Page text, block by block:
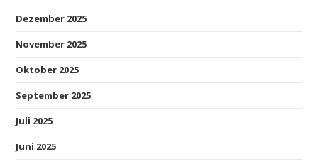
Dezember 2025
November 2025
Oktober 2025
September 2025
Juli 2025
Juni 2025